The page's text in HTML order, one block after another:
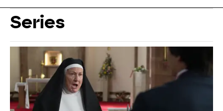
Series